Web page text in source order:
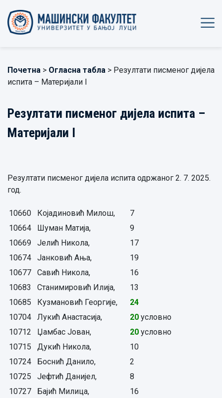
Почетна > Огласна табла > Резултати писменог дијела
испита – Материјали I
Резултати писменог дијела испита –
Материјали I
Резултати писменог дијела испита одржаног 2. 7. 2025.
год.
10660 Којадиновић Милош,
7
10664
Шуман Матија,
9
10669
Јелић Никола,
17
10674
Јанковић Ања,
19
10677
Савић Никола,
16
10683
Станимировић Илија,
13
10685
Кузмановић Георгије,
24
10704
Лукић Анастасија, 20 условно
10712
Џамбас Јован, 20 условно
10715
Дукић Никола,
10
10724
Боснић Данило,
2
10725
Јефтић Данијел,
8
10727
Бајић Милица,
16